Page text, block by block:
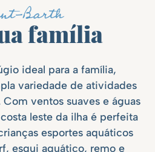
Barth
família
ideal para a família,
variedade de atividades
Com ventos suaves e águas
leste da ilha é perfeita
esportes aquáticos
esqui aquático, remo e